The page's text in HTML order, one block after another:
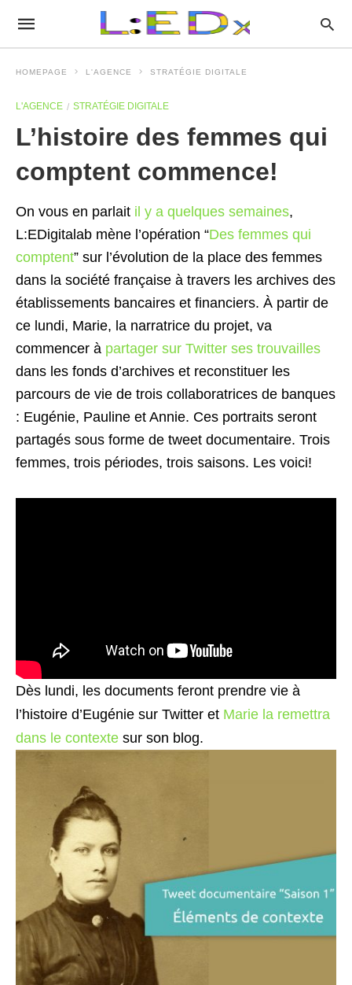
HOMEPAGE L'AGENCE STRATÉGIE DIGITALE
L'AGENCE STRATÉGIE DIGITALE
L’histoire des femmes qui
comptent commence!
On vous en parlait il y a quelques semaines,
L:EDigitalab mène l’opération “Des femmes qui
comptent” sur l’évolution de la place des femmes
dans la société française à travers les archives des
établissements bancaires et financiers. À partir de
ce lundi, Marie, la narratrice du projet, va
commencer à partager sur Twitter ses trouvailles
dans les fonds d’archives et reconstituer les
parcours de vie de trois collaboratrices de banques
: Eugénie, Pauline et Annie. Ces portraits seront
partagés sous forme de tweet documentaire. Trois
femmes, trois périodes, trois saisons. Les voici!
Dès lundi, les documents feront prendre vie à
l’histoire d’Eugénie sur Twitter et Marie la remettra
dans le contexte sur son blog.